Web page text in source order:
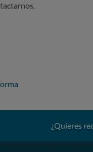
¿Quieres